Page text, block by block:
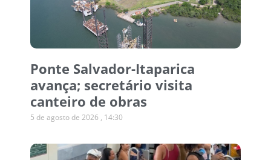
Ponte Salvador-Itaparica
avança; secretário visita
canteiro de obras
5 de agosto de 2026 14:30